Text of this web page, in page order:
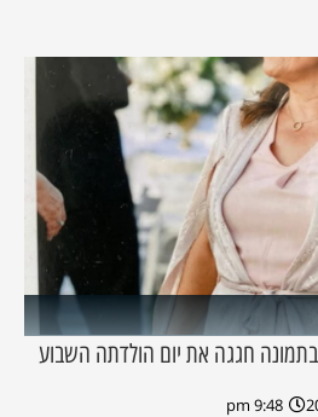
חגגה את יום הולדתה השבוע
9:48 pm